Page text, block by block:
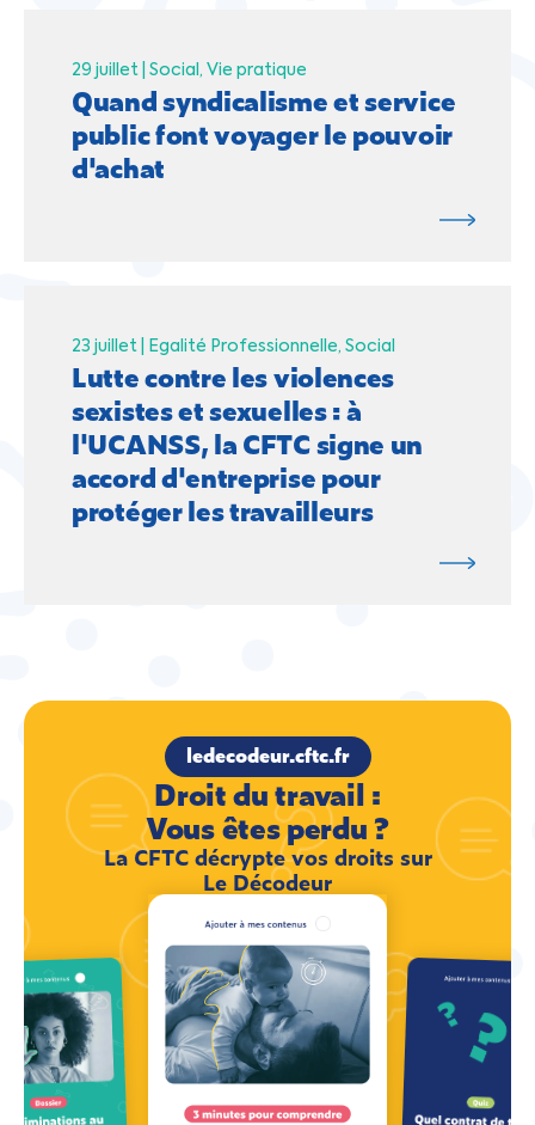
29 juillet | Social Vie pratique
Quand syndicalisme et service
public font voyager le pouvoir
d'achat
23 juillet | Egalité Professionnelle Social
Lutte contre les violences
sexistes et sexuelles : à
l'UCANSS, la CFTC signe un
accord d'entreprise pour
protéger les travailleurs
ledecodeur.cftc.fr
Droit du travail :
Vous êtes perdu ?
La CFTC décrypte vos droits sur
Le Décodeur